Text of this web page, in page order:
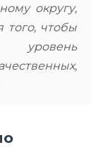
округу,
того, чтобы
уровень